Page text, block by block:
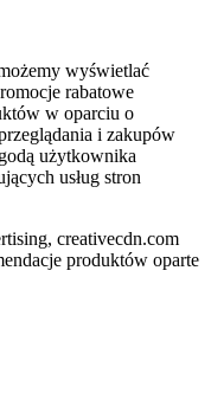
wyświetlać
rabatowe
w oparciu o
i zakupów
użytkownika
usług stron
creativecdn.com
produktów oparte